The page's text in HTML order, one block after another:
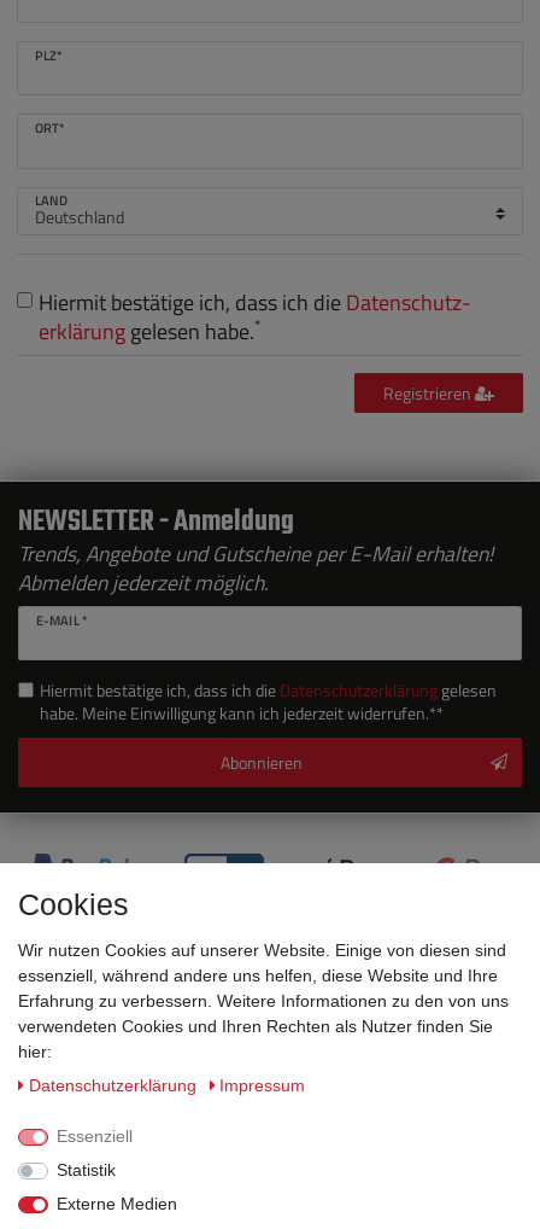
PLZ*
ORT*
LAND
Hiermit bestätige ich, dass ich dieDaten­schutz­
erklärung gelesen habe.*
Registrieren
NEWSLETTER - Anmeldung
Trends, Angebote und Gutscheine per E-Mail erhalten!
Abmelden jederzeit möglich.
E-MAIL *
Hiermit bestätige ich, dass ich dieDaten­schutz­erklärunggelesen
habe. Meine Einwilligung kann ich jederzeit widerrufen.**
Abonnieren
Sicherheitsklassen
Informationen
Versand
Cookies
Wir nutzen Cookies auf unserer Website. Einige von diesen sind
essenziell, während andere uns helfen, diese Website und Ihre
Erfahrung zu verbessern. Weitere Informationen zu den von uns
verwendeten Cookies und Ihren Rechten als Nutzer finden Sie
hier:
Daten­schutz­erklärung
Impressum
Essenziell
Statistik
Externe Medien